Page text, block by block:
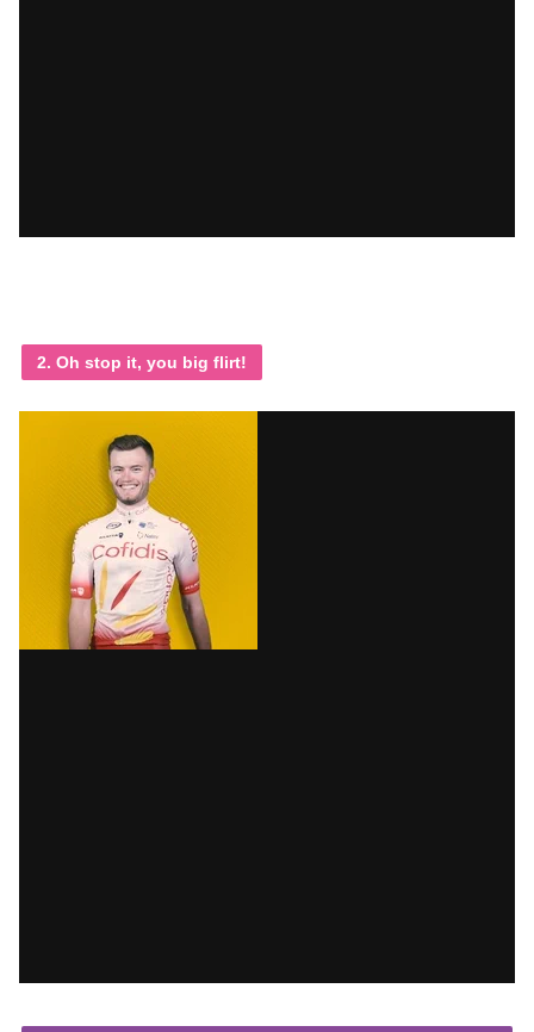
2. Oh stop it, you big flirt!